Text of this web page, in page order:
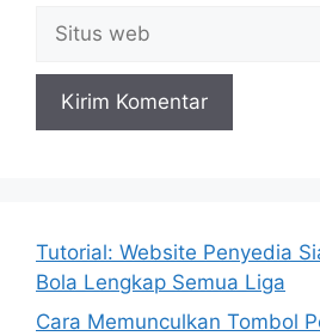
web
Tutorial: Website Penyedia
Bola Lengkap Semua Liga
Cara Memunculkan Tombol